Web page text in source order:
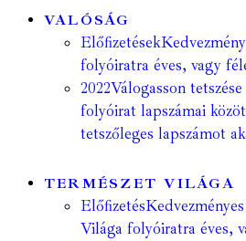
VALÓSÁG
Előfizetések
folyóiratra éves, vagy
2022Válogasson
folyóirat lapszámai
tetszőleges lapszámot
TERMÉSZET VILÁGA
Előfizetés
Világa folyóiratra éves,